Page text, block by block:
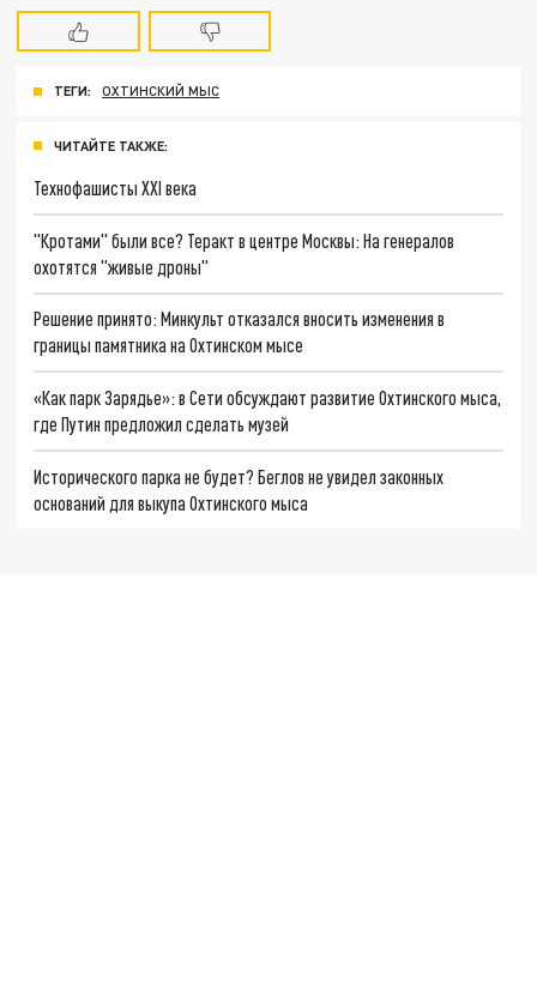
ТЕГИ: ОХТИНСКИЙ МЫС
ЧИТАЙТЕ ТАКЖЕ:
Технофашисты XXI века
"Кротами" были все? Теракт в центре Москвы: На генералов
охотятся "живые дроны"
Решение принято: Минкульт отказался вносить изменения в
границы памятника на Охтинском мысе
«Как парк Зарядье»: в Сети обсуждают развитие Охтинского мыса,
где Путин предложил сделать музей
Исторического парка не будет? Беглов не увидел законных
оснований для выкупа Охтинского мыса